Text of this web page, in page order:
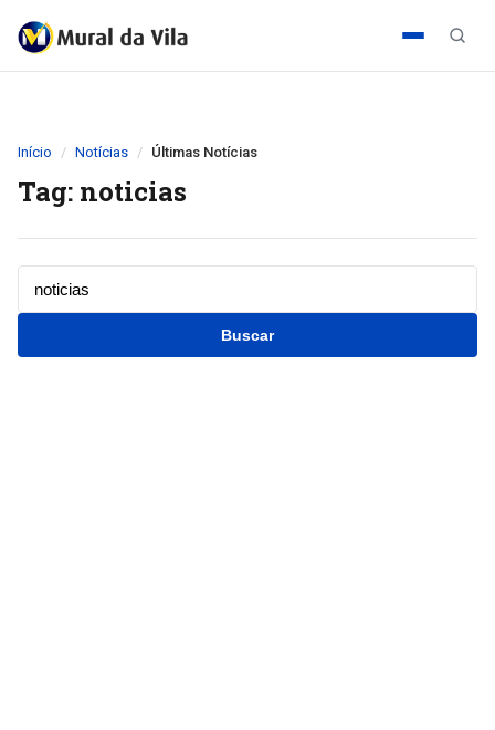
Início Notícias Últimas Notícias
Tag: noticias
Buscar